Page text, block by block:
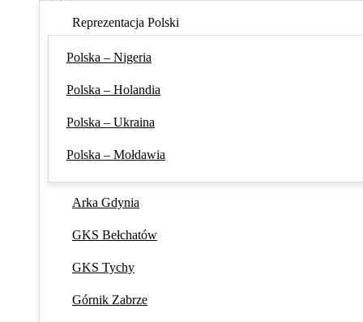
Reprezentacja Polski
Polska – Nigeria
Polska – Holandia
Polska – Ukraina
Polska – Mołdawia
Arka Gdynia
GKS Bełchatów
GKS Tychy
Górnik Zabrze